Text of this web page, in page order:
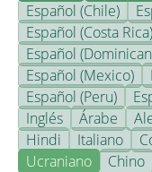
Español (Chile)
Español (Costa Rica)
Español
Español (Mexico)
Español (Peru)
Inglés
Árabe
Hindi
Italiano
Ucraniano
Chino